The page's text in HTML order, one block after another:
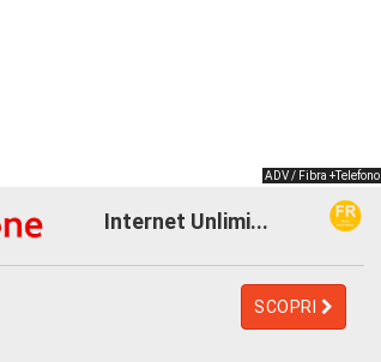
ADV / Fibra +Telefono
Internet Unlimi...
SCOPRI